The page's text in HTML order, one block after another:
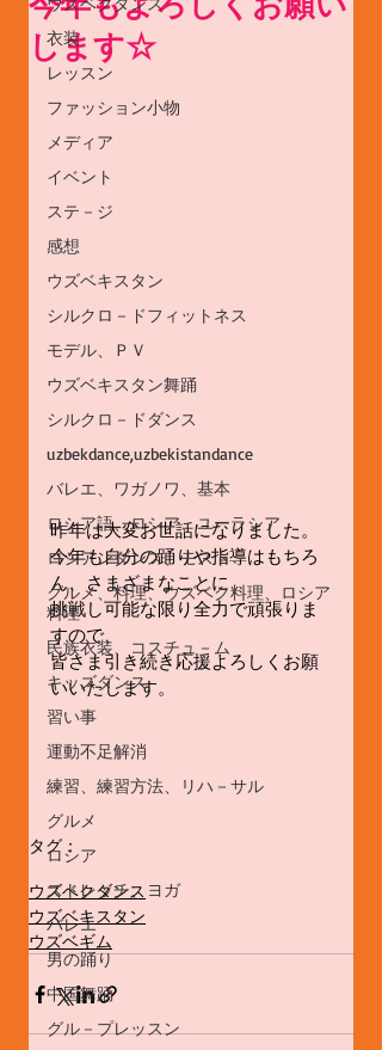
衣装
レッスン
ファッション小物
メディア
イベント
ステ－ジ
感想
ウズベキスタン
シルクロ－ドフィットネス
モデル、ＰＶ
ウズベキスタン舞踊
シルクロ－ドダンス
uzbekdance,uzbekistandance
バレエ、ワガノワ、基本
ロシア語、ロシア、ユーラシア
ロシアンダンス、モスト
グルメ、料理、ウズベク料理、ロシア
料理
民族衣装、コスチュ－ム
キッズダンス
習い事
運動不足解消
練習、練習方法、リハ－サル
グルメ
ロシア
ストレッチ、ヨガ
バレエ
男の踊り
中国舞踊
グル－プレッスン
します☆
昨年は大変お世話になりました。
今年も自分の踊りや指導はもちろ
ん、さまざまなことに
挑戦し可能な限り全力で頑張りま
すので、
皆さま引き続き応援よろしくお願
いいたします。
タグ：
ウズベキスタン
ウズベクダンス
ウズベキスタン
ウズベギム